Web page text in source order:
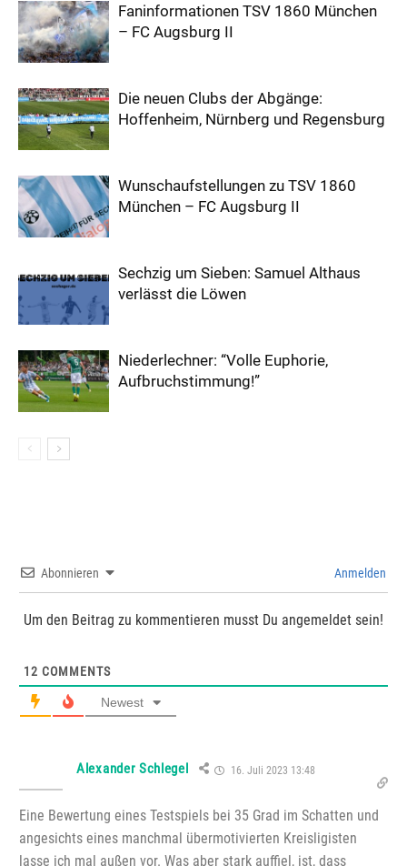
Faninformationen TSV 1860 München
– FC Augsburg II
Die neuen Clubs der Abgänge:
Hoffenheim, Nürnberg und Regensburg
Wunschaufstellungen zu TSV 1860
München – FC Augsburg II
Sechzig um Sieben: Samuel Althaus
verlässt die Löwen
Niederlechner: “Volle Euphorie,
Aufbruchstimmung!”
Abonnieren Anmelden
Um den Beitrag zu kommentieren musst Du angemeldet sein!
12 COMMENTS
Newest
Alexander Schlegel 16. Juli 2023 13:48
Eine Bewertung eines Testspiels bei 35 Grad im Schatten und
angesichts eines manchmal übermotivierten Kreisligisten
lasse ich mal außen vor. Was aber stark auffiel, ist, dass